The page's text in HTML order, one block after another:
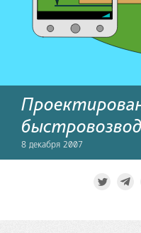
8 декабря 2007